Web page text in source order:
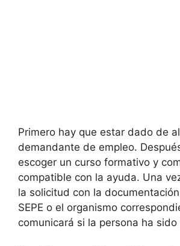
Primero hay que estar dado de
demandante de empleo.
escoger un curso formativo y
compatible con la ayuda. Una
la solicitud con la
SEPE o el organismo
comunicará si la persona ha